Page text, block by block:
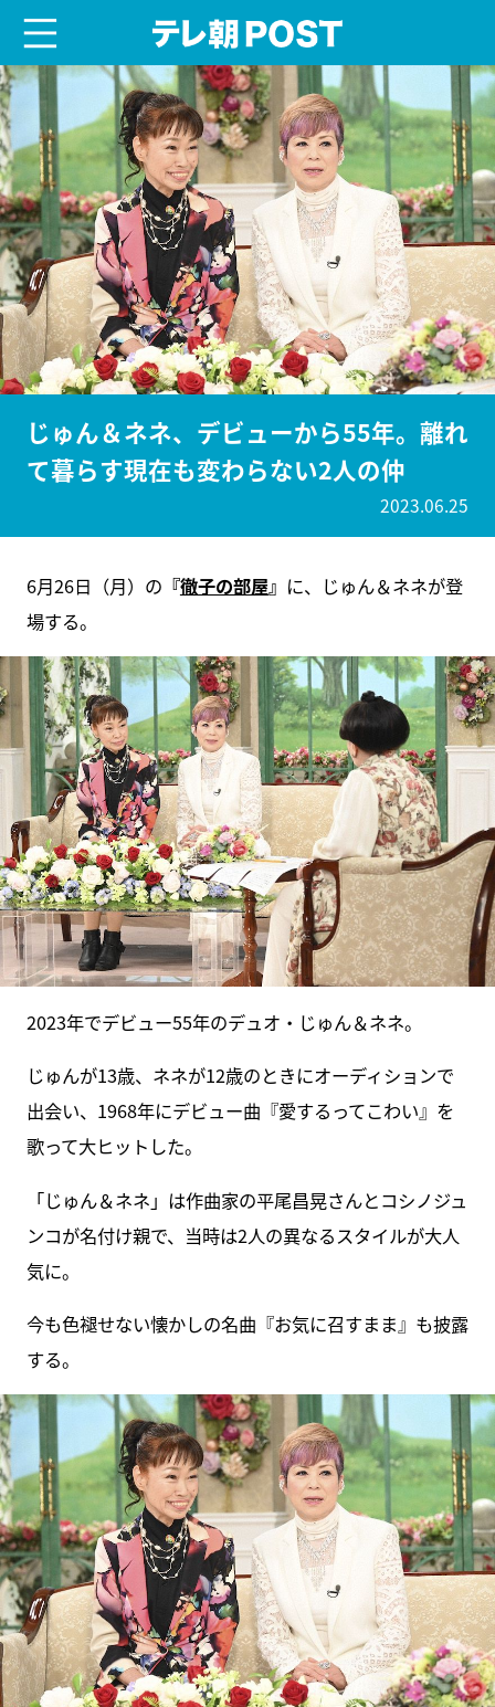
じゅん＆ネネ、デビューから55年。離れ
て暮らす現在も変わらない2人の仲
2023.06.25
6月26日（月）の 『徹子の部屋』 に、じゅん＆ネネが登
場する。
2023年でデビュー55年のデュオ・じゅん＆ネネ。
じゅんが13歳、ネネが12歳のときにオーディションで
出会い、1968年にデビュー曲『愛するってこわい』を
歌って大ヒットした。
「じゅん＆ネネ」は作曲家の平尾昌晃さんとコシノジュ
ンコが名付け親で、当時は2人の異なるスタイルが大人
気に。
今も色褪せない懐かしの名曲『お気に召すまま』も披露
する。